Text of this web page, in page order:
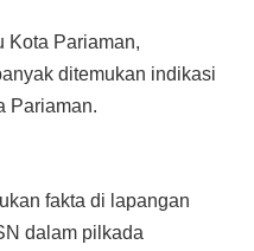
Kota Pariaman,
ditemukan indikasi
Pariaman.
fakta di lapangan
dalam pilkada